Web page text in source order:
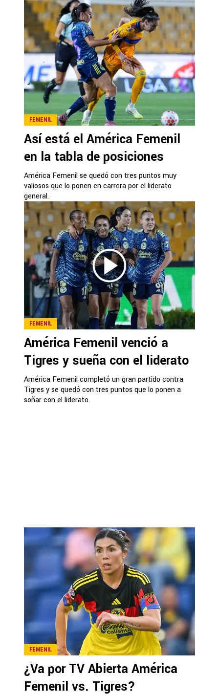
FEMENIL
Así está el América Femenil
en la tabla de posiciones
América Femenil se quedó con tres puntos muy
valiosos que lo ponen en carrera por el liderato
general.
FEMENIL
América Femenil venció a
Tigres y sueña con el liderato
América Femenil completó un gran partido contra
Tigres y se quedó con tres puntos que lo ponen a
soñar con el liderato.
FEMENIL
¿Va por TV Abierta América
Femenil vs. Tigres?